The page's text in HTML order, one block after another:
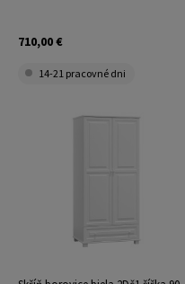
710,00 €
14-21 pracovné dni